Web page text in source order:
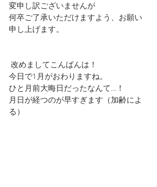
変申し訳ございませんが
何卒ご了承いただけますよう、お願い
申し上げます。
改めましてこんばんは！
今日で1月がおわりますね。
ひと月前大晦日だったなんて…！
月日が経つのが早すぎます（加齢によ
る）